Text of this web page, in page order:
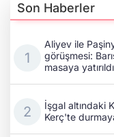
Son Haberler
Aliyev ile
görüşmesi:
masaya yatırıldı
İşgal altındaki
Kerç'te